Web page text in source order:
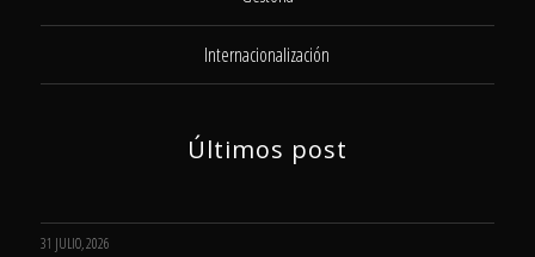
Internacionalización
Últimos post
31 JULIO, 2026